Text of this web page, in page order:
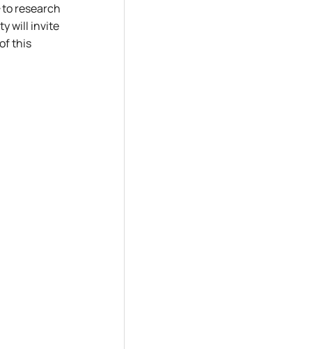
to research
will invite
this